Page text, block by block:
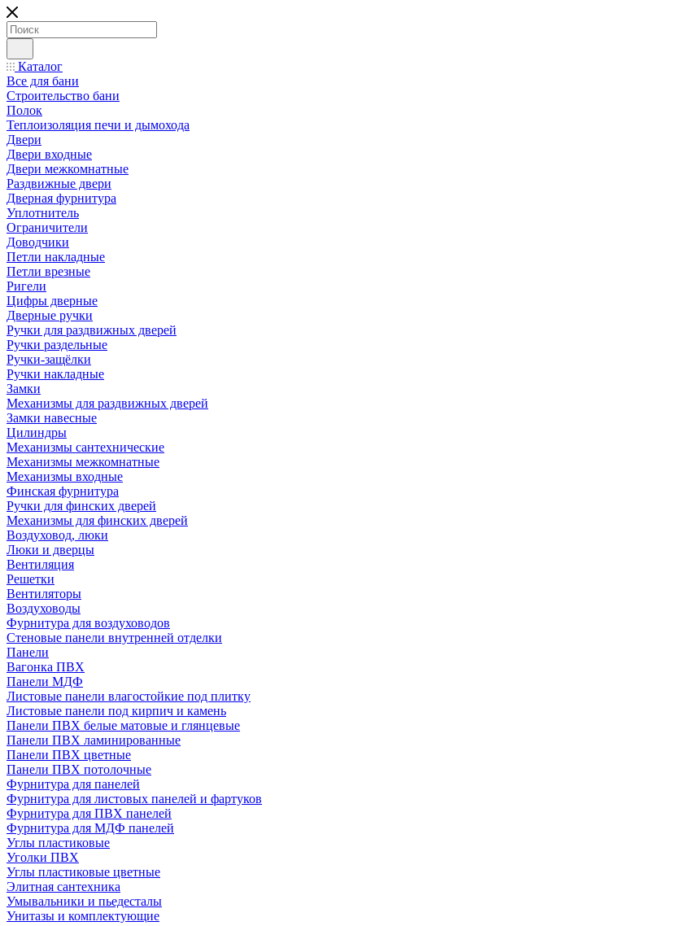
Каталог
Все для бани
Строительство бани
Полок
Теплоизоляция печи и дымохода
Двери
Двери входные
Двери межкомнатные
Раздвижные двери
Дверная фурнитура
Уплотнитель
Ограничители
Доводчики
Петли накладные
Петли врезные
Ригели
Цифры дверные
Дверные ручки
Ручки для раздвижных дверей
Ручки раздельные
Ручки-защёлки
Ручки накладные
Замки
Механизмы для раздвижных дверей
Замки навесные
Цилиндры
Механизмы сантехнические
Механизмы межкомнатные
Механизмы входные
Финская фурнитура
Ручки для финских дверей
Механизмы для финских дверей
Воздуховод, люки
Люки и дверцы
Вентиляция
Решетки
Вентиляторы
Воздуховоды
Фурнитура для воздуховодов
Стеновые панели внутренней отделки
Панели
Вагонка ПВХ
Панели МДФ
Листовые панели влагостойкие под плитку
Листовые панели под кирпич и камень
Панели ПВХ белые матовые и глянцевые
Панели ПВХ ламинированные
Панели ПВХ цветные
Панели ПВХ потолочные
Фурнитура для панелей
Фурнитура для листовых панелей и фартуков
Фурнитура для ПВХ панелей
Фурнитура для МДФ панелей
Углы пластиковые
Уголки ПВХ
Углы пластиковые цветные
Элитная сантехника
Умывальники и пьедесталы
Унитазы и комплектующие